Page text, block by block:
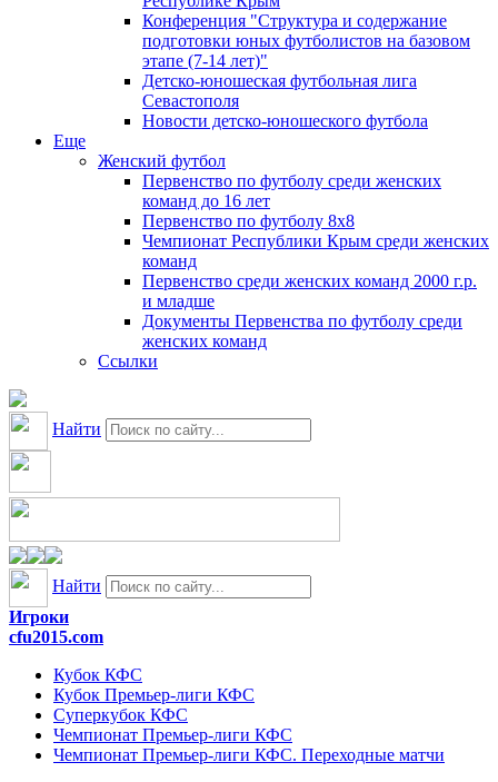
Конференция "Структура и содержание
подготовки юных футболистов на базовом
этапе (7-14 лет)"
Детско-юношеская футбольная лига
Севастополя
Новости детско-юношеского футбола
Еще
Женский футбол
Первенство по футболу среди женских
команд до 16 лет
Первенство по футболу 8х8
Чемпионат Республики Крым среди женских
команд
Первенство среди женских команд 2000 г.р.
и младше
Документы Первенства по футболу среди
женских команд
Ссылки
Найти
Найти
Игроки
cfu2015.com
Кубок КФС
Кубок Премьер-лиги КФС
Суперкубок КФС
Чемпионат Премьер-лиги КФС
Чемпионат Премьер-лиги КФС. Переходные матчи